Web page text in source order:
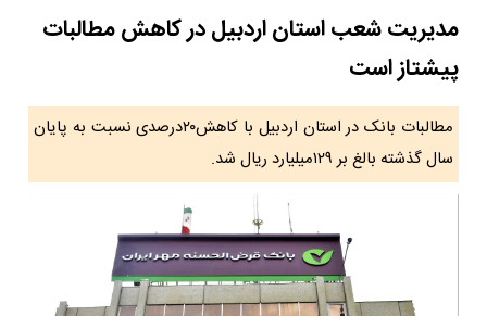
مدیریت شعب استان اردبیل در کاهش مطالبات
پیشتاز است
مطالبات بانک در استان اردبیل با کاهش۲۰درصدی نسبت به پایان
سال گذشته بالغ بر ۱۲۹میلیارد ریال شد.